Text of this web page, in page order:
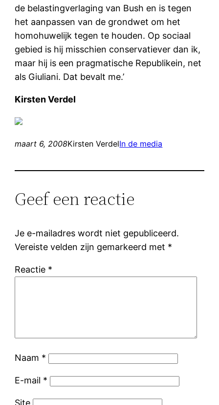
de belastingverlaging van Bush en is tegen
het aanpassen van de grondwet om het
homohuwelijk tegen te houden. Op sociaal
gebied is hij misschien conservatiever dan ik,
maar hij is een pragmatische Republikein, net
als Giuliani. Dat bevalt me.’
Kirsten Verdel
maart 6, 2008Kirsten VerdelIn de media
Geef een reactie
Je e-mailadres wordt niet gepubliceerd.
Vereiste velden zijn gemarkeerd met *
Reactie *
Naam *
E-mail *
Site